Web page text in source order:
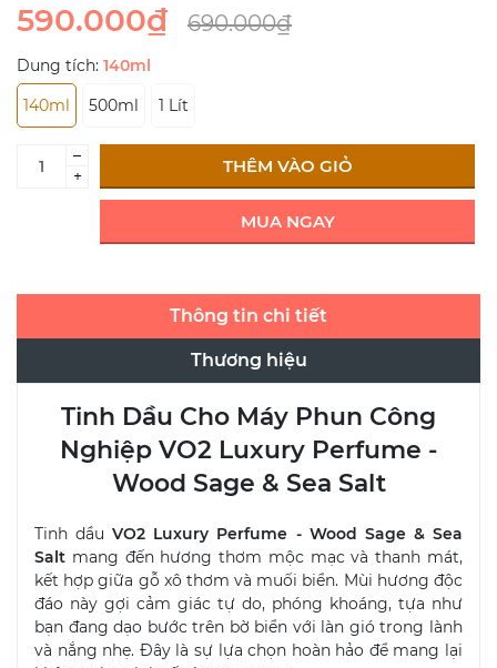
590.000₫ 690.000₫
Dung tích: 140ml
140ml
500ml 1 Lít
–
+
THÊM VÀO GIỎ
MUA NGAY
Thông tin chi tiết
Thương hiệu
Tinh Dầu Cho Máy Phun Công
Nghiệp VO2 Luxury Perfume -
Wood Sage & Sea Salt
Tinh dầuVO2 Luxury Perfume - Wood Sage & Sea
Salt mang đến hương thơm mộc mạc và thanh mát,
kết hợp giữa gỗ xô thơm và muối biển. Mùi hương độc
đáo này gợi cảm giác tự do, phóng khoáng, tựa như
bạn đang dạo bước trên bờ biển với làn gió trong lành
và nắng nhẹ. Đây là sự lựa chọn hoàn hảo để mang lại